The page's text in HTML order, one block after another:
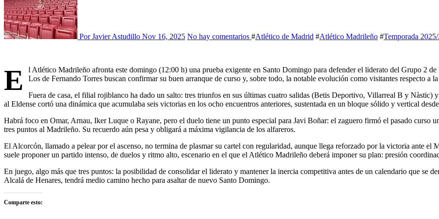
Por Javier Astudillo Nov 16, 2025 No hay comentarios #Atlético de Madrid #Atlético Madrileño #Temporada
E
l Atlético Madrileño afronta este domingo (12:00 h) una prueba exigente en Santo Domingo para defender el liderato del Grupo 2
Los de Fernando Torres buscan confirmar su buen arranque de curso y, sobre todo, la notable evolución como visitantes respecto a
Fuera de casa, el filial rojiblanco ha dado un salto: tres triunfos en sus últimas cuatro salidas (Betis Deportivo, Villarreal B y Nàstic)
al Eldense cortó una dinámica que acumulaba seis victorias en los ocho encuentros anteriores, sustentada en un bloque sólido y vertical
Habrá foco en Omar, Arnau, Iker Luque o Rayane, pero el duelo tiene un punto especial para Javi Boñar: el zaguero firmó el pasado curso
tres puntos al Madrileño. Su recuerdo aún pesa y obligará a máxima vigilancia de los alfareros.
El Alcorcón, llamado a pelear por el ascenso, no termina de plasmar su cartel con regularidad, aunque llega reforzado por la victoria ante el
suele proponer un partido intenso, de duelos y ritmo alto, escenario en el que el Atlético Madrileño deberá imponer su plan: presión
En juego, algo más que tres puntos: la posibilidad de consolidar el liderato y mantener la inercia competitiva antes de un calendario que se
Alcalá de Henares, tendrá medio camino hecho para asaltar de nuevo Santo Domingo.
Comparte esto: